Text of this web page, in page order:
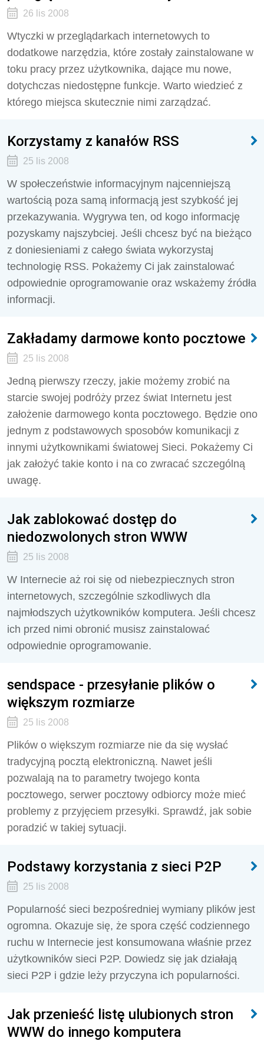
26 lis 2008
Wtyczki w przeglądarkach internetowych to
dodatkowe narzędzia, które zostały zainstalowane w
toku pracy przez użytkownika, dające mu nowe,
dotychczas niedostępne funkcje. Warto wiedzieć z
którego miejsca skutecznie nimi zarządzać.
Korzystamy z kanałów RSS
25 lis 2008
W społeczeństwie informacyjnym najcenniejszą
wartością poza samą informacją jest szybkość jej
przekazywania. Wygrywa ten, od kogo informację
pozyskamy najszybciej. Jeśli chcesz być na bieżąco
z doniesieniami z całego świata wykorzystaj
technologię RSS. Pokażemy Ci jak zainstalować
odpowiednie oprogramowanie oraz wskażemy źródła
informacji.
Zakładamy darmowe konto pocztowe
25 lis 2008
Jedną pierwszy rzeczy, jakie możemy zrobić na
starcie swojej podróży przez świat Internetu jest
założenie darmowego konta pocztowego. Będzie ono
jednym z podstawowych sposobów komunikacji z
innymi użytkownikami światowej Sieci. Pokażemy Ci
jak założyć takie konto i na co zwracać szczególną
uwagę.
Jak zablokować dostęp do
niedozwolonych stron WWW
25 lis 2008
W Internecie aż roi się od niebezpiecznych stron
internetowych, szczególnie szkodliwych dla
najmłodszych użytkowników komputera. Jeśli chcesz
ich przed nimi obronić musisz zainstalować
odpowiednie oprogramowanie.
sendspace - przesyłanie plików o
większym rozmiarze
25 lis 2008
Plików o większym rozmiarze nie da się wysłać
tradycyjną pocztą elektroniczną. Nawet jeśli
pozwalają na to parametry twojego konta
pocztowego, serwer pocztowy odbiorcy może mieć
problemy z przyjęciem przesyłki. Sprawdź, jak sobie
poradzić w takiej sytuacji.
Podstawy korzystania z sieci P2P
25 lis 2008
Popularność sieci bezpośredniej wymiany plików jest
ogromna. Okazuje się, że spora część codziennego
ruchu w Internecie jest konsumowana właśnie przez
użytkowników sieci P2P. Dowiedz się jak działają
sieci P2P i gdzie leży przyczyna ich popularności.
Jak przenieść listę ulubionych stron
WWW do innego komputera